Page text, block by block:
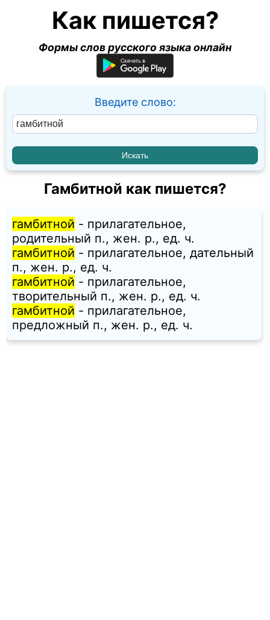
Как пишется?
Формы слов русского языка онлайн
Введите слово:
Гамбитной как пишется?
гамбитной - прилагательное,
родительный п., жен. p., ед. ч.
гамбитной - прилагательное, дательный
п., жен. p., ед. ч.
гамбитной - прилагательное,
творительный п., жен. p., ед. ч.
гамбитной - прилагательное,
предложный п., жен. p., ед. ч.